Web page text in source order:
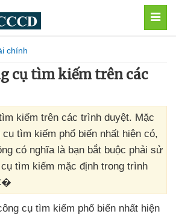
chính
cụ tìm kiếm trên các
kiếm trên các trình duyệt. Mặc
tìm kiếm phổ biến nhất hiện có,
có nghĩa là bạn bắt buộc phải sử
tìm kiếm mặc định trong trình
cụ tìm kiếm phổ biến nhất hiện